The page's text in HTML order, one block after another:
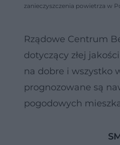
zanieczyszczenia powietrza w
Rządowe Centrum
dotyczący złej
na dobre i wszystko
prognozowane są
pogodowych